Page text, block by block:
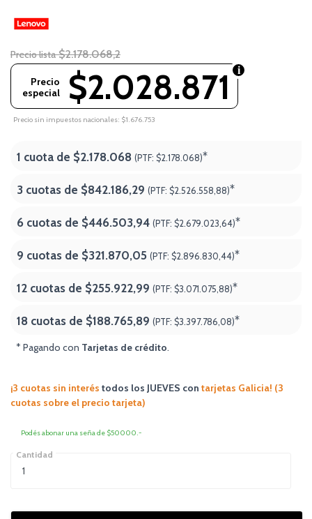
Precio lista $2.178.068,2
$2.028.871
Precio
especial
Precio sin impuestos nacionales: $1.676.753
1 cuota de $2.178.068 (PTF: $2.178.068)*
3 cuotas de $842.186,29 (PTF: $2.526.558,88)*
6 cuotas de $446.503,94 (PTF: $2.679.023,64)*
9 cuotas de $321.870,05 (PTF: $2.896.830,44)*
12 cuotas de $255.922,99 (PTF: $3.071.075,88)*
18 cuotas de $188.765,89 (PTF: $3.397.786,08)*
* Pagando con Tarjetas de crédito.
¡3 cuotas sin interés todos los JUEVES con tarjetas Galicia! (3
cuotas sobre el precio tarjeta)
Podés abonar una seña de $50000.-
Cantidad